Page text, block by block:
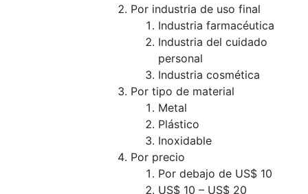
Por industria de uso final
Industria farmacéutica
Industria del cuidado
personal
Industria cosmética
Por tipo de material
Metal
Plástico
Inoxidable
Por precio
Por debajo de US$ 10
US$ 10 – US$ 20